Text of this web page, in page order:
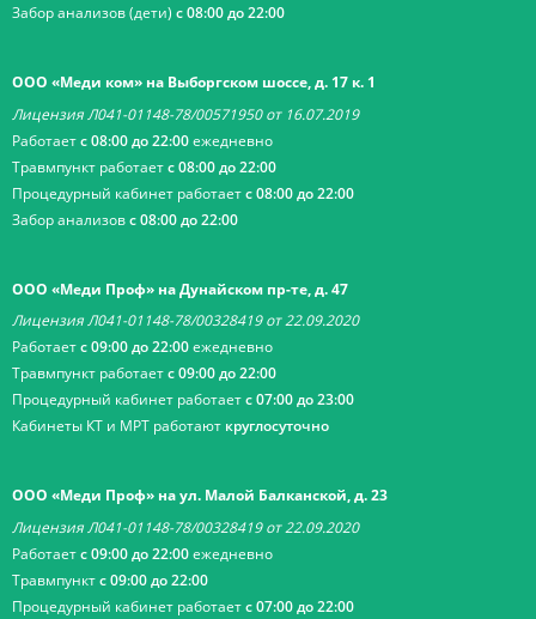
Забор анализов (дети) с 08:00 до 22:00
ООО «Меди ком» на Выборгском шоссе, д. 17 к. 1
Лицензия Л041-01148-78/00571950 от 16.07.2019
Работаетс 08:00 до 22:00ежедневно
Травмпункт работаетс 08:00 до 22:00
Процедурный кабинет работаетс 08:00 до 22:00
Забор анализовс 08:00 до 22:00
ООО «Меди Проф» на Дунайском пр-те, д. 47
Лицензия Л041-01148-78/00328419 от 22.09.2020
Работаетс 09:00 до 22:00ежедневно
Травмпункт работаетс 09:00 до 22:00
Процедурный кабинет работаетс 07:00 до 23:00
Кабинеты КТ и МРТ работают круглосуточно
ООО «Меди Проф» на ул. Малой Балканской, д. 23
Лицензия Л041-01148-78/00328419 от 22.09.2020
Работаетс 09:00 до 22:00ежедневно
Травмпунктс 09:00 до 22:00
Процедурный кабинет работаетс 07:00 до 22:00